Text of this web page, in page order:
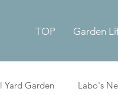
TOP Garden
Yard Garden Labo's